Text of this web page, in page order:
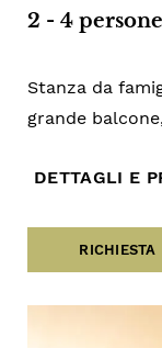
2 - 4 persone
Stanza da
grande
DETTAGLI E
RICHIESTA